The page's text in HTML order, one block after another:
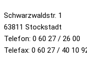
Schwarzwaldstr. 1
63811 Stockstadt
Telefon: 0 60 27 / 26 00
Telefax: 0 60 27 / 40 10